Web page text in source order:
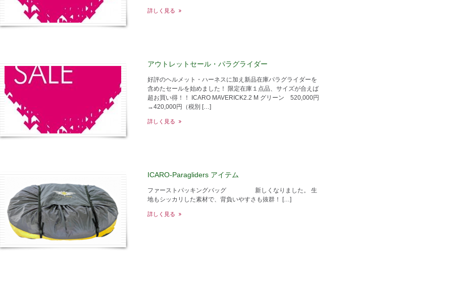
詳しく見る
アウトレットセール・パラグライダー
好評のヘルメット・ハーネスに加え新品在庫パラグライダーを
含めたセールを始めました！ 限定在庫１点品、サイズが合えば
超お買い得！！ ICARO MAVERICK2.2 M グリーン 520,000円
→420,000円（税別 […]
詳しく見る
ICARO-Paragliders アイテム
ファーストパッキングバッグ 新しくなりました。 生
地もシッカリした素材で、背負いやすさも抜群！ […]
詳しく見る